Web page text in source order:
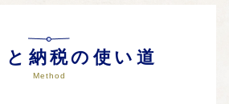
と納税の使い道
Method